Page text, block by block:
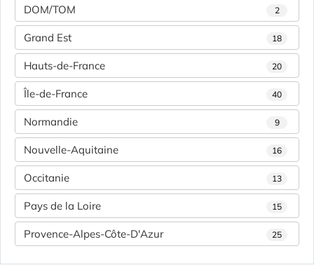
DOM/TOM 2
Grand Est 18
Hauts-de-France 20
Île-de-France 40
Normandie 9
Nouvelle-Aquitaine 16
Occitanie 13
Pays de la Loire 15
Provence-Alpes-Côte-D'Azur 25